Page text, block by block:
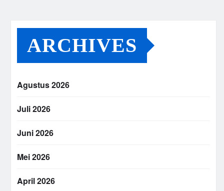
ARCHIVES
Agustus 2026
Juli 2026
Juni 2026
Mei 2026
April 2026